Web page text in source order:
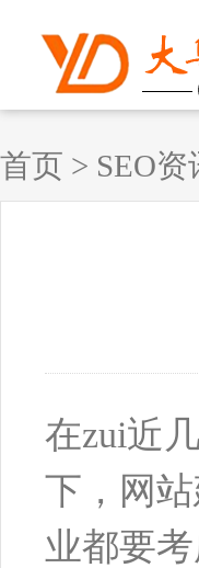
首页 > SEO资
在zui近
下，网
业都要